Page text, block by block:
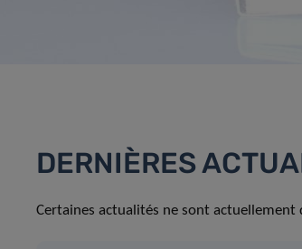
DERNIÈRES
Certaines actualités ne sont actuellement